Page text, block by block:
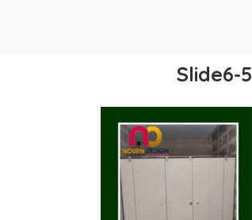
Slide6-5